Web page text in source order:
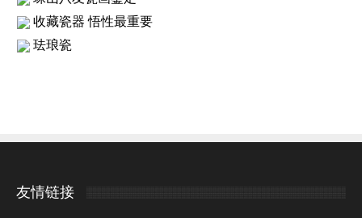
收藏瓷器 悟性最重要
珐琅瓷
友情链接